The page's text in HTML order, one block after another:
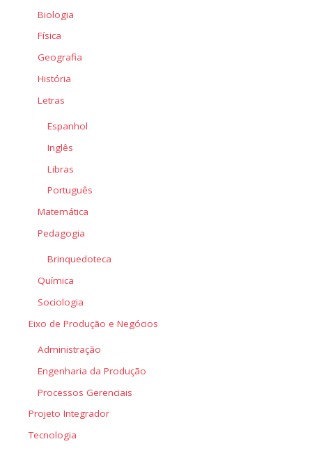
Biologia
Física
Geografia
História
Letras
Espanhol
Inglês
Libras
Português
Matemática
Pedagogia
Brinquedoteca
Química
Sociologia
Eixo de Produção e Negócios
Administração
Engenharia da Produção
Processos Gerenciais
Projeto Integrador
Tecnologia